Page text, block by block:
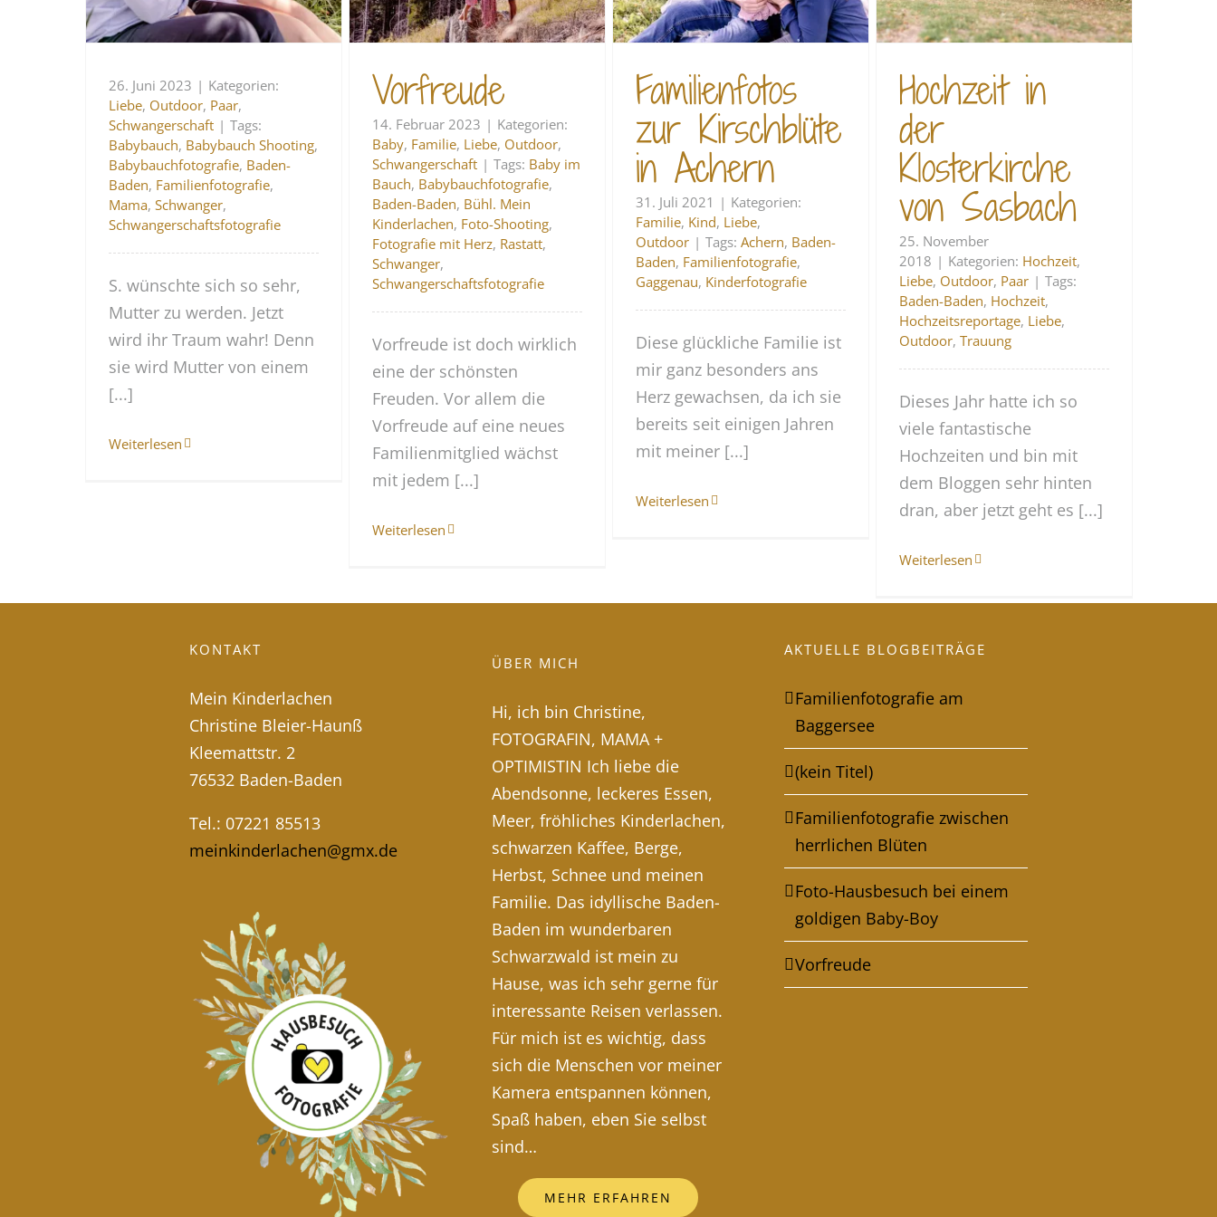
26. Juni 2023 | Kategorien:
Liebe, Outdoor, Paar,
Schwangerschaft | Tags:
Babybauch, Babybauch Shooting,
Babybauchfotografie, Baden-
Baden, Familienfotografie,
Mama,Schwanger,
Schwangerschaftsfotografie
S. wünschte sich so sehr,
Mutter zu werden. Jetzt
wird ihr Traum wahr! Denn
sie wird Mutter von einem
[...]
Weiterlesen
Vorfreude
14. Februar 2023 | Kategorien:
Baby, Familie, Liebe, Outdoor,
Schwangerschaft | Tags: Baby im
Bauch, Babybauchfotografie,
Baden-Baden, Bühl. Mein
Kinderlachen, Foto-Shooting,
Fotografie mit Herz, Rastatt,
Schwanger,
Schwangerschaftsfotografie
Vorfreude ist doch wirklich
eine der schönsten
Freuden. Vor allem die
Vorfreude auf eine neues
Familienmitglied wächst
mit jedem [...]
Weiterlesen
Familienfotos
zur Kirschblüte
in Achern
31. Juli 2021 | Kategorien:
Familie, Kind, Liebe,
Outdoor | Tags:Achern, Baden-
Baden, Familienfotografie,
Gaggenau, Kinderfotografie
Diese glückliche Familie ist
mir ganz besonders ans
Herz gewachsen, da ich sie
bereits seit einigen Jahren
mit meiner [...]
Weiterlesen
Hochzeit in
der
Klosterkirche
von Sasbach
25. November
2018 | Kategorien: Hochzeit,
Liebe, Outdoor, Paar | Tags:
Baden-Baden, Hochzeit,
Hochzeitsreportage, Liebe,
Outdoor,Trauung
Dieses Jahr hatte ich so
viele fantastische
Hochzeiten und bin mit
dem Bloggen sehr hinten
dran, aber jetzt geht es [...]
Weiterlesen
KONTAKT
Mein Kinderlachen
Christine Bleier-Haunß
Kleemattstr. 2
76532 Baden-Baden
Tel.: 07221 85513
meinkinderlachen@gmx.de
ÜBER MICH
Hi, ich bin Christine,
FOTOGRAFIN, MAMA +
OPTIMISTIN Ich liebe die
Abendsonne, leckeres Essen,
Meer, fröhliches Kinderlachen,
schwarzen Kaffee, Berge,
Herbst, Schnee und meinen
Familie. Das idyllische Baden-
Baden im wunderbaren
Schwarzwald ist mein zu
Hause, was ich sehr gerne für
interessante Reisen verlassen.
Für mich ist es wichtig, dass
sich die Menschen vor meiner
Kamera entspannen können,
Spaß haben, eben Sie selbst
sind…
MEHR ERFAHREN
AKTUELLE BLOGBEITRÄGE
Familienfotografie am
Baggersee
(kein Titel)
Familienfotografie zwischen
herrlichen Blüten
Foto-Hausbesuch bei einem
goldigen Baby-Boy
Vorfreude